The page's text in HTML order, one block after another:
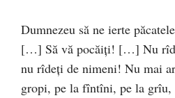
Dumnezeu să ne ierte
[…] Să vă pocăiţi! […] Nu
nu rîdeţi de nimeni! Nu mai
gropi, pe la fîntîni, pe la grîu,